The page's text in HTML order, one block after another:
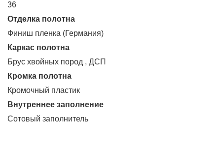
36
Отделка полотна
Финиш пленка (Германия)
Каркас полотна
Брус хвойных пород , ДСП
Кромка полотна
Кромочный пластик
Внутреннее заполнение
Сотовый заполнитель